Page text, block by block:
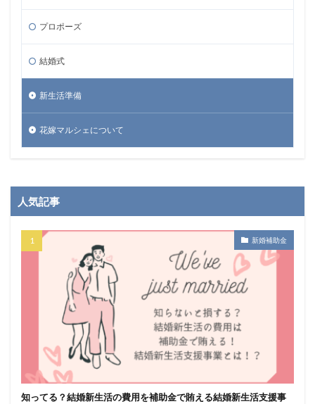
プロポーズ
結婚式
新生活準備
花嫁マルシェについて
人気記事
新婚補助金
知ってる？結婚新生活の費用を補助金で賄える結婚新生活支援事